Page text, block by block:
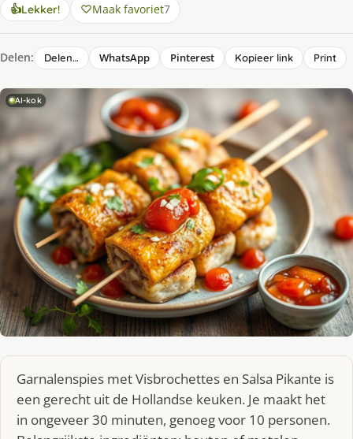
👍Lekker! Maak favoriet7
Delen: Delen… WhatsApp Pinterest Kopieer link Print
AI-kok
Garnalenspies met Visbrochettes en Salsa Pikante is
een gerecht uit de Hollandse keuken. Je maakt het
in ongeveer 30 minuten, genoeg voor 10 personen.